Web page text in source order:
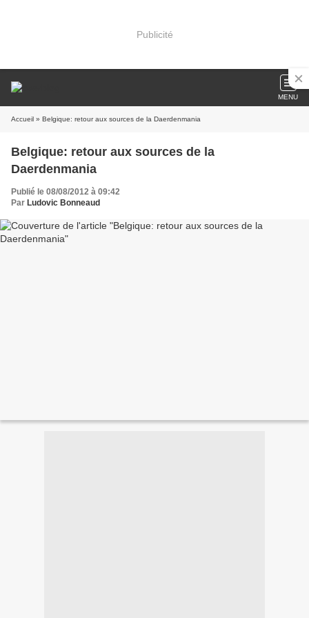
Publicité
MENU
Accueil » Belgique: retour aux sources de la Daerdenmania
Belgique: retour aux sources de la
Daerdenmania
Publié le 08/08/2012 à 09:42
Par Ludovic Bonneaud